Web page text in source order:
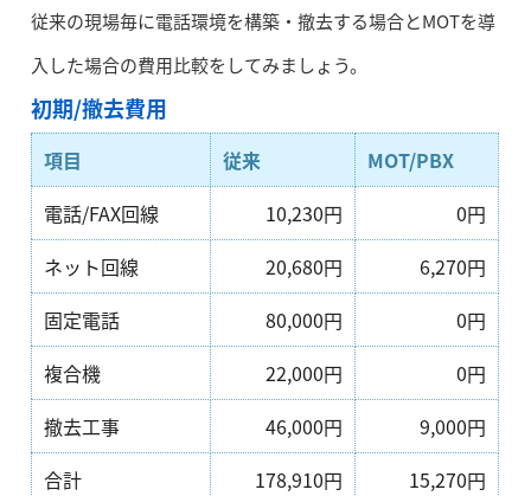
従来の現場毎に電話環境を構築・撤去する場合とMOTを導
入した場合の費用比較をしてみましょう。
初期/撤去費用
項目 従来
MOT/PBX
電話/FAX回線
10,230円
0円
ネット回線
20,680円
6,270円
固定電話
80,000円
0円
複合機
22,000円
0円
撤去工事
46,000円
9,000円
合計
178,910円 15,270円